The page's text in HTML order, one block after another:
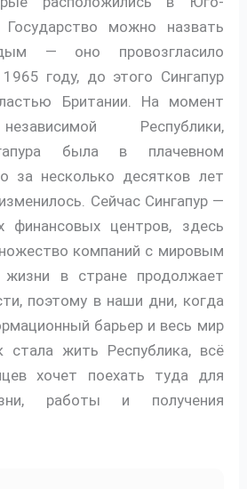
можно назвать
— оно провозгласило
году, до этого Сингапур
Британии. На момент
Республики,
была в плачевном
за несколько десятков лет
Сейчас Сингапур —
финансовых центров, здесь
компаний с мировым
жизни в стране продолжает
поэтому в наши дни, когда
барьер и весь мир
жить Республика, всё
хочет поехать туда для
работы и получения